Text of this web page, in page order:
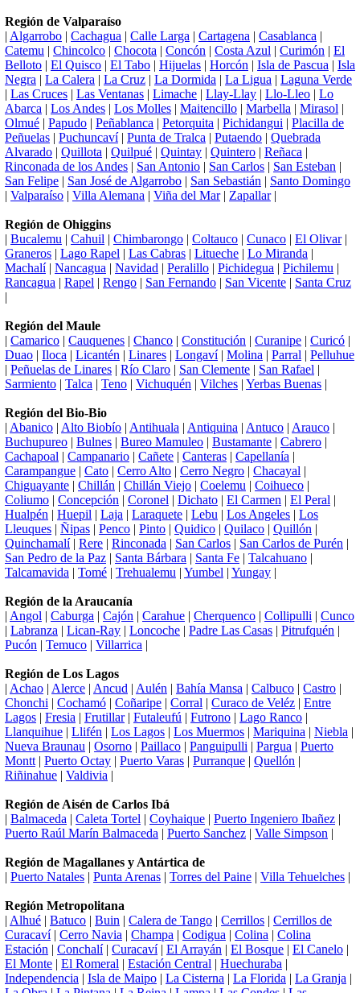
Región de Valparaíso
| Algarrobo | Cachagua | Calle Larga | Cartagena | Casablanca |
Catemu | Chincolco | Chocota | Concón | Costa Azul | Curimón | El
Belloto | El Quisco | El Tabo | Hijuelas | Horcón | Isla de Pascua | Isla
Negra | La Calera | La Cruz | La Dormida | La Ligua | Laguna Verde
| Las Cruces | Las Ventanas | Limache | Llay-Llay | Llo-Lleo | Lo
Abarca | Los Andes | Los Molles | Maitencillo | Marbella | Mirasol |
Olmué | Papudo | Peñablanca | Petorquita | Pichidangui | Placilla de
Peñuelas | Puchuncaví| Punta de Tralca | Putaendo | Quebrada
Alvarado | Quillota | Quilpué | Quintay | Quintero | Reñaca |
Rinconada de los Andes | San Antonio | San Carlos | San Esteban |
San Felipe | San José de Algarrobo | San Sebastián | Santo Domingo
| Valparaíso | Villa Alemana | Viña del Mar| Zapallar|
Región de Ohiggins
| Bucalemu | Cahuil | Chimbarongo | Coltauco | Cunaco | El Olivar|
Graneros | Lago Rapel | Las Cabras | Litueche | Lo Miranda |
Machalí| Nancagua | Navidad | Peralillo | Pichidegua | Pichilemu |
Rancagua | Rapel | Rengo | San Fernando | San Vicente | Santa Cruz
|
Región del Maule
| Camarico | Cauquenes | Chanco | Constitución | Curanipe | Curicó |
Duao | Iloca | Licantén | Linares | Longaví| Molina | Parral | Pelluhue
| Peñuelas de Linares | Río Claro | San Clemente | San Rafael |
Sarmiento | Talca | Teno | Vichuquén | Vilches | Yerbas Buenas |
Región del Bio-Bio
| Abanico | Alto Biobío | Antihuala | Antiquina | Antuco | Arauco |
Buchupureo | Bulnes | Bureo Mamuleo | Bustamante | Cabrero |
Cachapoal | Campanario | Cañete | Canteras | Capellanía |
Carampangue | Cato | Cerro Alto | Cerro Negro | Chacayal |
Chiguayante | Chillán | Chillán Viejo | Coelemu | Coihueco |
Coliumo | Concepción | Coronel | Dichato | El Carmen | El Peral |
Hualpén | Huepil | Laja | Laraquete | Lebu | Los Angeles | Los
Lleuques | Ñipas | Penco | Pinto | Quidico | Quilaco | Quillón |
Quinchamalí| Rere | Rinconada | San Carlos | San Carlos de Purén |
San Pedro de la Paz | Santa Bárbara | Santa Fe | Talcahuano |
Talcamavida | Tomé | Trehualemu | Yumbel | Yungay |
Región de la Araucanía
| Angol | Caburga | Cajón | Carahue | Cherquenco | Collipulli | Cunco
| Labranza | Lican-Ray | Loncoche | Padre Las Casas | Pitrufquén |
Pucón | Temuco | Villarrica |
Región de Los Lagos
| Achao | Alerce | Ancud | Aulén | Bahía Mansa | Calbuco | Castro |
Chonchi | Cochamó | Coñaripe | Corral | Curaco de Veléz | Entre
Lagos | Fresia | Frutillar| Futaleufú | Futrono | Lago Ranco |
Llanquihue | Llifén | Los Lagos | Los Muermos | Mariquina | Niebla |
Nueva Braunau | Osorno | Paillaco | Panguipulli | Pargua | Puerto
Montt | Puerto Octay | Puerto Varas | Purranque | Quellón |
Riñinahue | Valdivia |
Región de Aisén de Carlos Ibá
| Balmaceda | Caleta Tortel | Coyhaique | Puerto Ingeniero Ibañez |
Puerto Raúl Marín Balmaceda | Puerto Sanchez | Valle Simpson |
Región de Magallanes y Antártica de
| Puerto Natales | Punta Arenas | Torres del Paine | Villa Tehuelches |
Región Metropolitana
| Alhué | Batuco | Buin | Calera de Tango | Cerrillos | Cerrillos de
Curacaví| Cerro Navia | Champa | Codigua | Colina | Colina
Estación | Conchalí| Curacaví| El Arrayán | El Bosque | El Canelo |
El Monte | El Romeral | Estación Central | Huechuraba |
Independencia | Isla de Maipo | La Cisterna | La Florida | La Granja |